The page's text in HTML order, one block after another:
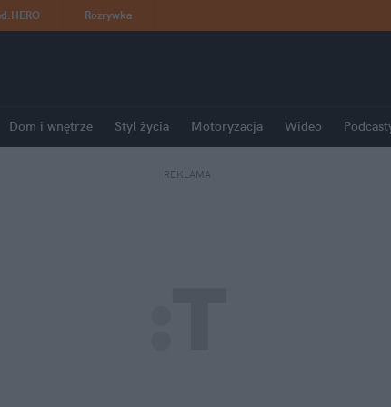
:HERO Rozrywka
Dom i wnętrze Styl życia Motoryzacja Wideo
REKLAMA